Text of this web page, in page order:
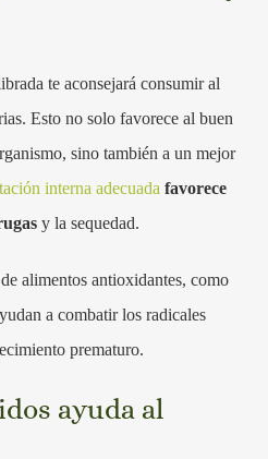
te aconsejará consumir al
Esto no solo favorece al buen
sino también a un mejor
interna adecuada favorece
y la sequedad.
alimentos antioxidantes, como
a combatir los radicales
prematuro.
ayuda al